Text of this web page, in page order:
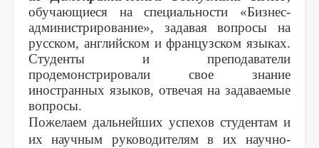
обучающиеся на специальности «Бизнес-
администрирование», задавая вопросы на
русском, английском и французском языках.
Студенты и преподаватели
продемонстрировали свое знание
иностранных языков, отвечая на задаваемые
вопросы.
Пожелаем дальнейших успехов студентам и
их научным руководителям в их научно-